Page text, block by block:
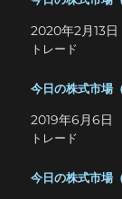
2020年2月13日
トレード
今日の株式市場
2019年6月6日
トレード
今日の株式市場